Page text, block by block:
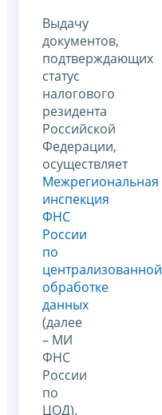
Выдачу
документов,
подтверждающих
статус
налогового
резидента
Российской
Федерации,
осуществляет
Межрегиональная
инспекция
ФНС
России
по
централизованной
обработке
данных
(далее
– МИ
ФНС
России
по
ЦОД).